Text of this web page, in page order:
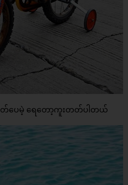
ပေမဲ့ ရေတော့ကူးတတ်ပါတယ်